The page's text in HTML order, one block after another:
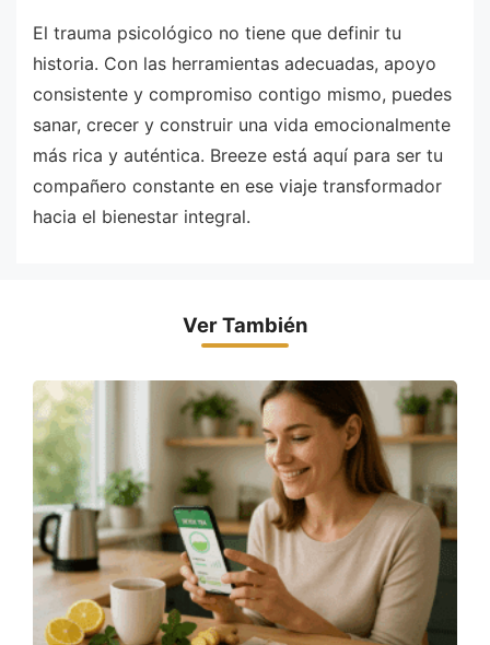
El trauma psicológico no tiene que definir tu
historia. Con las herramientas adecuadas, apoyo
consistente y compromiso contigo mismo, puedes
sanar, crecer y construir una vida emocionalmente
más rica y auténtica. Breeze está aquí para ser tu
compañero constante en ese viaje transformador
hacia el bienestar integral.
Ver También